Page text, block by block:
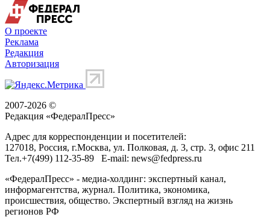
О проекте
Реклама
Редакция
Авторизация
2007-2026 ©
Редакция «ФедералПресс»
Адрес для корреспонденции и посетителей:
127018, Россия, г.Москва, ул. Полковая, д. 3, стр. 3, офис 211
Тел.+7(499) 112-35-89 E-mail: news@fedpress.ru
«ФедералПресс» - медиа-холдинг: экспертный канал,
информагентства, журнал. Политика, экономика,
происшествия, общество. Экспертный взгляд на жизнь
регионов РФ